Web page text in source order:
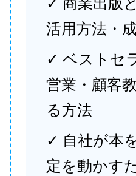
活用方法・
✓ ベストセ
営業・顧客
る方法
✓ 自社が本
定を動かす